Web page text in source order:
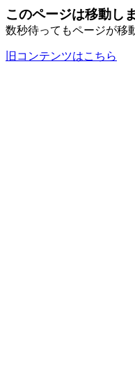
このページは移動し
数秒待ってもページが移
旧コンテンツはこちら